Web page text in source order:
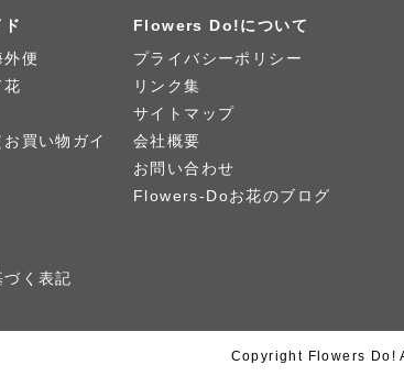
便
花
買い物ガイ
く表記
Flowers Do!について
プライバシーポリシー
リンク集
サイトマップ
会社概要
お問い合わせ
Flowers-Doお花のブログ
Copyright Flowers Do!